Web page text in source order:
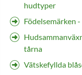
hudtyper
Födelsemärken
tårna
Vätskefyllda